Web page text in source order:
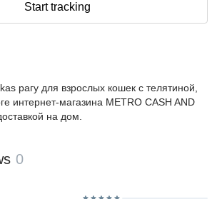
Start tracking
рагу для взрослых кошек с телятиной,
интернет-магазина METRO CASH AND
на дом.
0